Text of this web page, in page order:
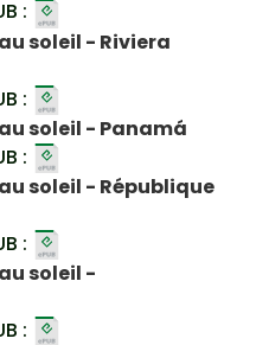
:
soleil - Riviera
:
soleil - Panamá
:
soleil - République
:
soleil -
: